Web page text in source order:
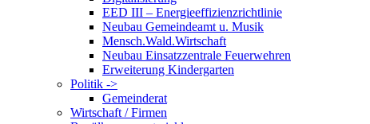
EED III – Energieeffizienzrichtlinie
Neubau Gemeindeamt u. Musik
Mensch.Wald.Wirtschaft
Neubau Einsatzzentrale Feuerwehren
Erweiterung Kindergarten
Politik ->
Gemeinderat
Wirtschaft / Firmen